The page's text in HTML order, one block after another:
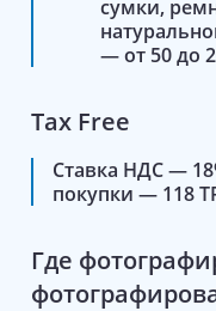
сумки,
— от 50 до
Tax Free
Ставка НДС —
покупки — 118
Где